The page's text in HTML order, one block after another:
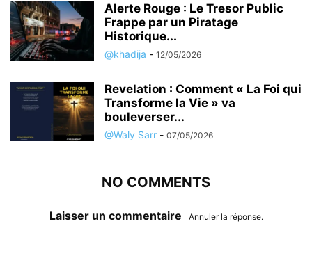
Alerte Rouge : Le Tresor Public
Frappe par un Piratage
Historique...
@khadija - 12/05/2026
Revelation : Comment « La Foi qui
Transforme la Vie » va
bouleverser...
@Waly Sarr - 07/05/2026
NO COMMENTS
Laisser un commentaire Annuler la réponse.